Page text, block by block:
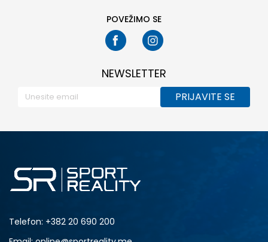
POVEŽIMO SE
NEWSLETTER
PRIJAVITE SE
Telefon: +382 20 690 200